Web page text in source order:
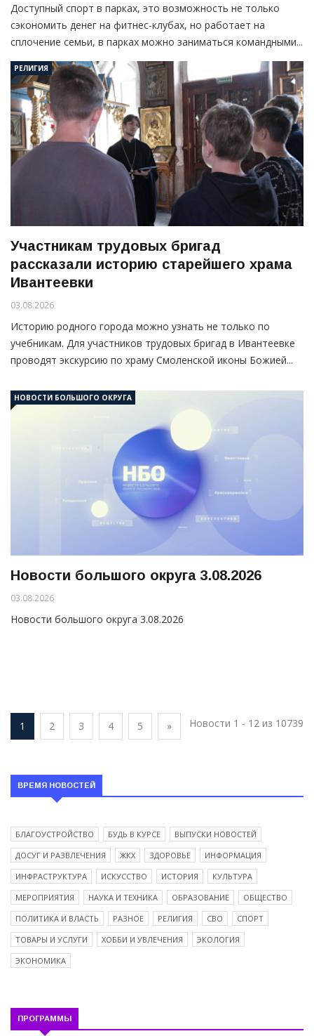
Доступный спорт в парках, это возможность не только
сэкономить денег на фитнес-клубах, но работает на
сплочение семьи, в парках можно заниматься командными...
РЕЛИГИЯ
Участникам трудовых бригад
рассказали историю старейшего храма
Ивантеевки
03.08.2026
Историю родного города можно узнать не только по
учебникам. Для участников трудовых бригад в Ивантеевке
проводят экскурсию по храму Смоленской иконы Божией...
НОВОСТИ БОЛЬШОГО ОКРУГА
Новости большого округа 3.08.2026
03.08.2026
Новости большого округа 3.08.2026
1 2 3 4 5 » Новости 1 - 12 из 10739
ВРЕМЯ НОВОСТЕЙ
БЛАГОУСТРОЙСТВО БУДЬ В КУРСЕ
ВЫПУСКИ НОВОСТЕЙ
ДОСУГ И РАЗВЛЕЧЕНИЯ
ЖКХ ЗДОРОВЬЕ
ИНФОРМАЦИЯ
ИНФРАСТРУКТУРА
ИСКУССТВО ИСТОРИЯ
КУЛЬТУРА
МЕРОПРИЯТИЯ
НАУКА И ТЕХНИКА ОБРАЗОВАНИЕ
ОБЩЕСТВО
ПОЛИТИКА И ВЛАСТЬ
РАЗНОЕ РЕЛИГИЯ СВО
СПОРТ
ТОВАРЫ И УСЛУГИ
ХОББИ И УВЛЕЧЕНИЯ
ЭКОЛОГИЯ
ЭКОНОМИКА
ПРОГРАММЫ